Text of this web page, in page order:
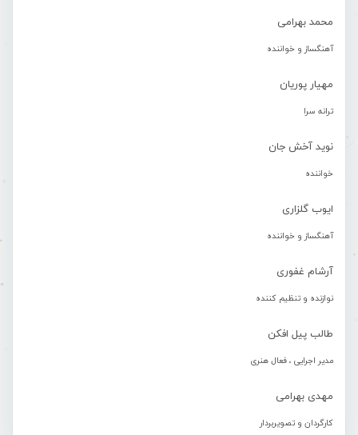
محمد بهرامی
آهنگساز و خواننده
مهیار پوریان
ترانه سرا
نوید آخش جان
خواننده
ایوب گلزاری
آهنگساز و خواننده
آرشام غفوری
نوازنده و تنظیم کننده
طالب پیل افکن
مدیر اجرایی ، فعال هنری
مهدی بهرامی
کارگردان و تصویربردار